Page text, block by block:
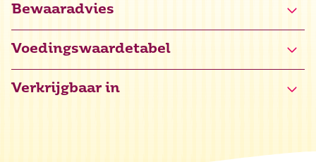
Bewaaradvies
Voedingswaardetabel
Verkrijgbaar in